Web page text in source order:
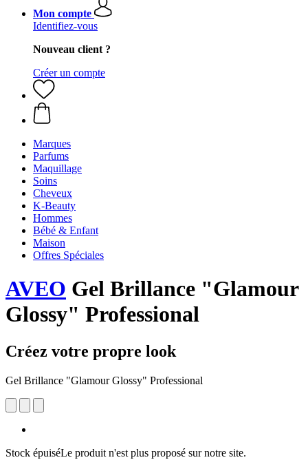
Mon compte
Identifiez-vous
Nouveau client ?
Créer un compte
Marques
Parfums
Maquillage
Soins
Cheveux
K-Beauty
Hommes
Bébé & Enfant
Maison
Offres Spéciales
AVEO Gel Brillance "Glamour
Glossy" Professional
Créez votre propre look
Gel Brillance "Glamour Glossy" Professional
Stock épuiséLe produit n'est plus proposé sur notre site.